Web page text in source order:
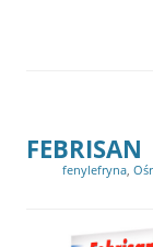
FEBRISAN
fenylefryna